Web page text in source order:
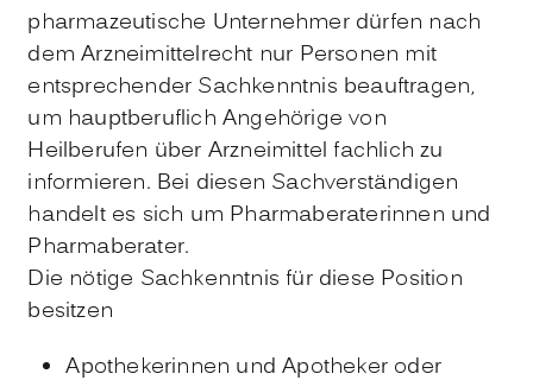
pharmazeutische Unternehmer dürfen nach
dem Arzneimittelrecht nur Personen mit
entsprechender Sachkenntnis beauftragen,
um hauptberuflich Angehörige von
Heilberufen über Arzneimittel fachlich zu
informieren. Bei diesen Sachverständigen
handelt es sich um Pharmaberaterinnen und
Pharmaberater.
Die nötige Sachkenntnis für diese Position
besitzen
Apothekerinnen und Apotheker oder